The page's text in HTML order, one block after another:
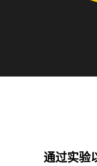
通过实验